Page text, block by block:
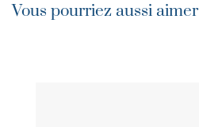
Vous pourriez aussi aimer